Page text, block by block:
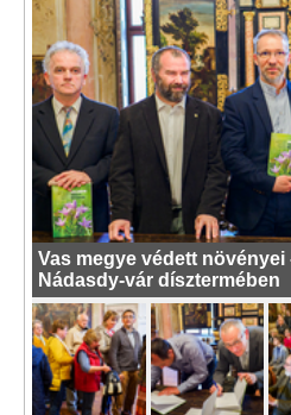
Vas megye védett
Nádasdy-vár dísztermében